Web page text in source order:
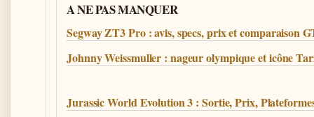
A NE PAS MANQUER
Segway ZT3 Pro : avis, specs, prix et comparaison
Johnny Weissmuller : nageur olympique et icône
Jurassic World Evolution 3 : Sortie, Prix,